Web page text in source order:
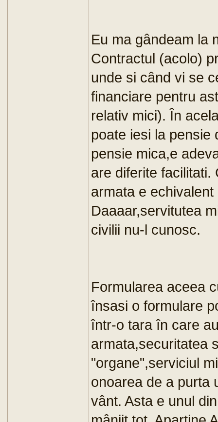
Eu ma gândeam la
Contractul (acolo)
unde si când vi se
financiare pentru
relativ mici). În
poate iesi la pensie
pensie mica,e
are diferite facilitati.
armata e
Daaaar,servitutea
civilii nu-l cunosc.
Formularea aceea
însasi o formulare
într-o tara în care
armata,securitatea
"organe",serviciul
onoarea de a purta
vânt. Asta e unul